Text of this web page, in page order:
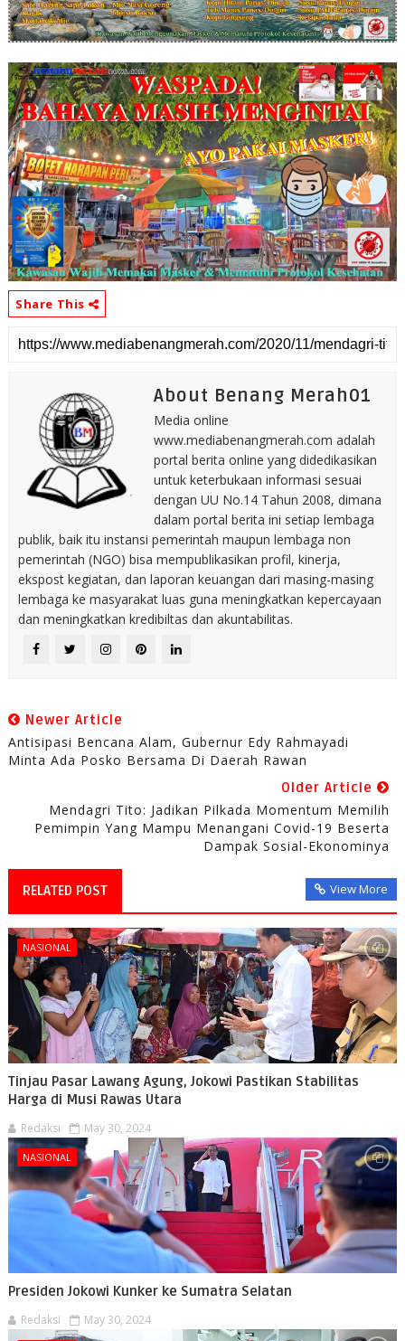
Share This
About Benang Merah01
Media online
www.mediabenangmerah.com adalah
portal berita online yang didedikasikan
untuk keterbukaan informasi sesuai
dengan UU No.14 Tahun 2008, dimana
dalam portal berita ini setiap lembaga
publik, baik itu instansi pemerintah maupun lembaga non
pemerintah (NGO) bisa mempublikasikan profil, kinerja,
ekspost kegiatan, dan laporan keuangan dari masing-masing
lembaga ke masyarakat luas guna meningkatkan kepercayaan
dan meningkatkan kredibiltas dan akuntabilitas.
Newer Article
Antisipasi Bencana Alam, Gubernur Edy Rahmayadi
Minta Ada Posko Bersama Di Daerah Rawan
Older Article
Mendagri Tito: Jadikan Pilkada Momentum Memilih
Pemimpin Yang Mampu Menangani Covid-19 Beserta
Dampak Sosial-Ekonominya
RELATED POST View More
NASIONAL
Tinjau Pasar Lawang Agung, Jokowi Pastikan Stabilitas
Harga di Musi Rawas Utara
Redaksi May 30, 2024
NASIONAL
Presiden Jokowi Kunker ke Sumatra Selatan
Redaksi May 30, 2024